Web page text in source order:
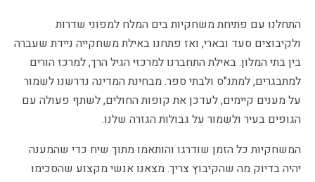
התחלנו עם פתיחת משחקיות בים המלח למפוני שדרות
ולקיבוצים סעד ובארי, ואז פתחנו באילת משחקייה ניידת שעברה
בין בתי המלון. באילת התחברנו למרכזי הגיל הרך, למרכז הורים
למתבגרים, למתנ"ס ולבתי ספר. מבחינת המדינה נדרשנו לשמור
על מענים קיימים, לעדכן את קופות החולים, לשתף פעולה עם
הגופים בעיר ולשמור על גבולות הגזרה שלנו.
המשחקיות כל הזמן שודרגו והותאמו מתוך שיח כדי שהמענה
יהיה בדיוק מה שהקיבוץ צריך. מצאנו אנשי מקצוע שהסכימו